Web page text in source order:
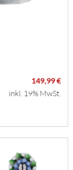
149,99 €
inkl. 19% MwSt.